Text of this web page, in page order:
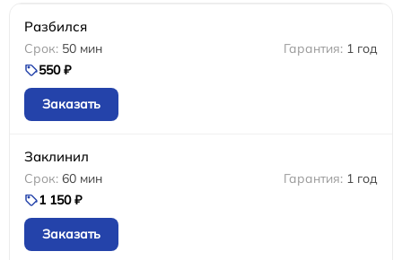
Разбился
50 мин
1 год
550 ₽
Заказать
Заклинил
60 мин
1 год
1 150 ₽
Заказать